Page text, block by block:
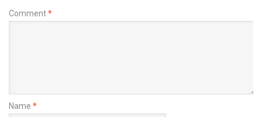
Comment*
Name *